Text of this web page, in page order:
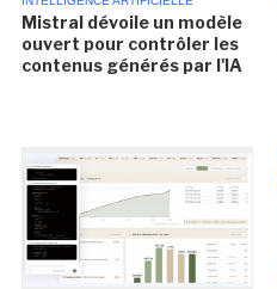
Mistral dévoile un modèle
ouvert pour contrôler les
contenus générés par l'IA